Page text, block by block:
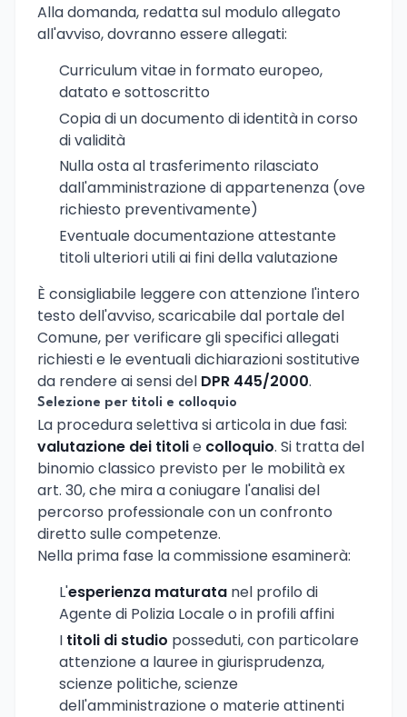
Alla domanda, redatta sul modulo allegato
all'avviso, dovranno essere allegati:
Curriculum vitae in formato europeo,
datato e sottoscritto
Copia di un documento di identità in corso
di validità
Nulla osta al trasferimento rilasciato
dall'amministrazione di appartenenza (ove
richiesto preventivamente)
Eventuale documentazione attestante
titoli ulteriori utili ai fini della valutazione
È consigliabile leggere con attenzione l'intero
testo dell'avviso, scaricabile dal portale del
Comune, per verificare gli specifici allegati
richiesti e le eventuali dichiarazioni sostitutive
da rendere ai sensi del DPR 445/2000.
Selezione per titoli e colloquio
La procedura selettiva si articola in due fasi:
valutazione dei titolie colloquio. Si tratta del
binomio classico previsto per le mobilità ex
art. 30, che mira a coniugare l'analisi del
percorso professionale con un confronto
diretto sulle competenze.
Nella prima fase la commissione esaminerà:
L'esperienza maturata nel profilo di
Agente di Polizia Locale o in profili affini
I titoli di studio posseduti, con particolare
attenzione a lauree in giurisprudenza,
scienze politiche, scienze
dell'amministrazione o materie attinenti